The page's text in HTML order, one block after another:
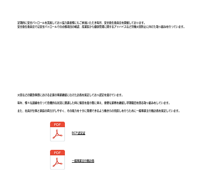
定期的に安全パトロールを実施しており協力業者様にもご参加いただき毎月、安全衛生委員会を開催しております。
安全衛生委員会では安全パトロールでの点検項目の確認、産業医から健康管理に関するアドバイスなど労働災害防止に向けた取り組みを行っています。
災害などの緊急事態における企業の事業継続にむけた計画を策定しており認定を受けています｡
毎年、様々な訓練を行って危機的な状況に遭遇した時に損害を最小限に抑え、重要な業務を継続し早期復旧を図る取り組みをしています。
また、社員が仕事と家庭の両立がしやすく、その能力を十分に発揮できるよう働き方の見直しを行うために一般事業主行動計画を策定しています。
BCP認定証
一般事業主行動計画